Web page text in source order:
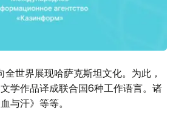
世界展现哈萨克斯坦文化。为此，
学作品译成联合国6种工作语言。诸
与汗》等等。